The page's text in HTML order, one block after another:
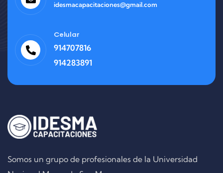
idesmacapacitaciones@gmail.com
Celular
914707816
914283891
Somos un grupo de profesionales de la Universidad